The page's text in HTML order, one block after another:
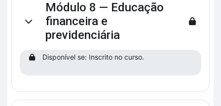
Contrair
Módulo 8 — Educação
financeira e
previdenciária
Disponível se: Inscrito no curso.